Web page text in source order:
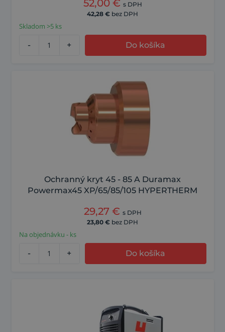
52,00 € s DPH
42,28 € bez DPH
Skladom >5 ks
- + Do košíka
Ochranný kryt 45 - 85 A Duramax
Powermax45 XP/65/85/105 HYPERTHERM
29,27 € s DPH
23,80 € bez DPH
Na objednávku - ks
- + Do košíka